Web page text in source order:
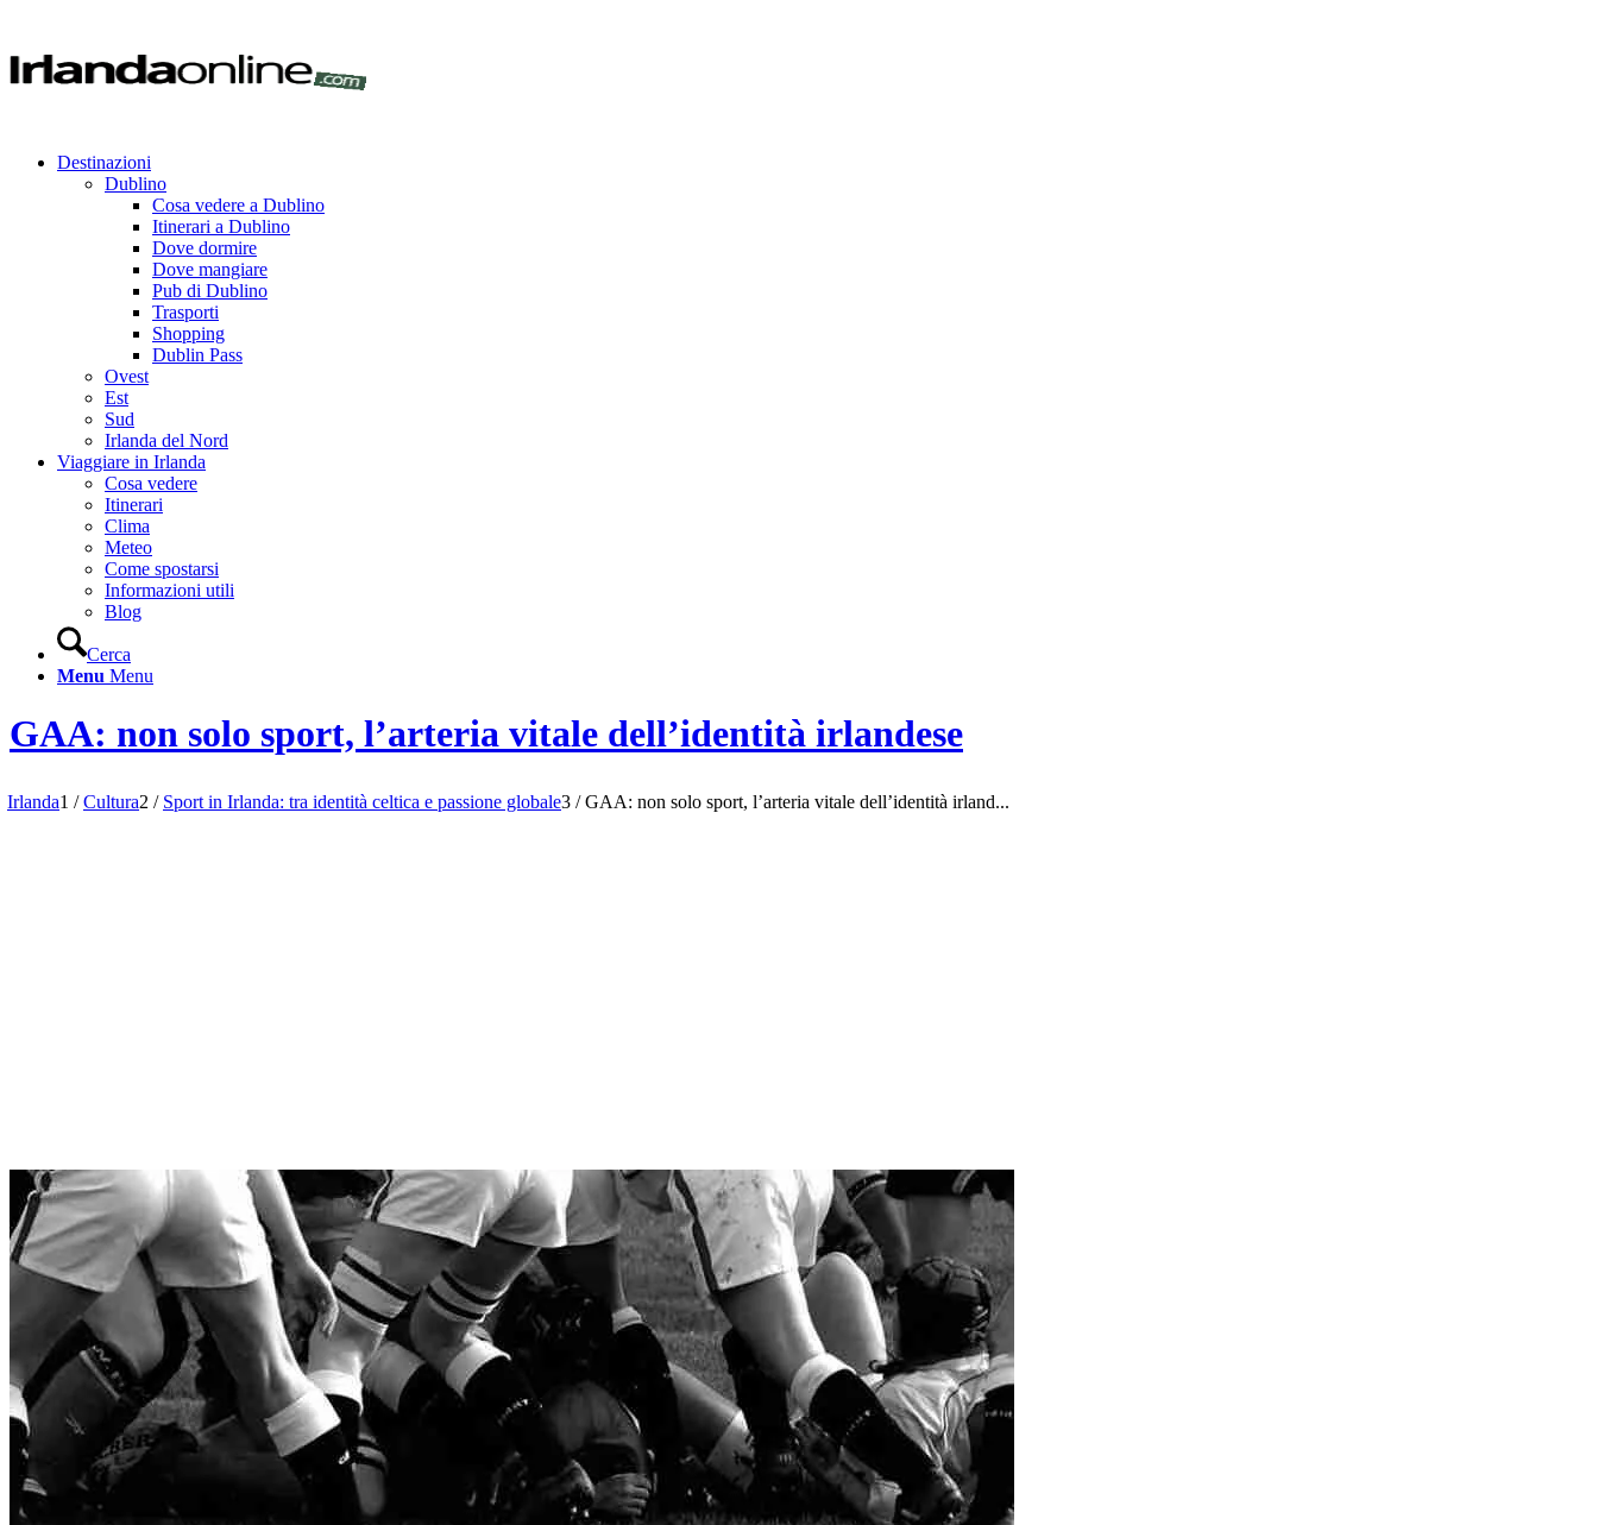
Destinazioni
Dublino
Cosa vedere a Dublino
Itinerari a Dublino
Dove dormire
Dove mangiare
Pub di Dublino
Trasporti
Shopping
Dublin Pass
Ovest
Est
Sud
Irlanda del Nord
Viaggiare in Irlanda
Cosa vedere
Itinerari
Clima
Meteo
Come spostarsi
Informazioni utili
Blog
Cerca
Menu Menu
GAA: non solo sport, l’arteria vitale dell’identità irlandese
Irlanda1 / Cultura2 / Sport in Irlanda: tra identità celtica e passione globale3 / GAA: non solo sport, l’arteria vitale dell’identità irland...